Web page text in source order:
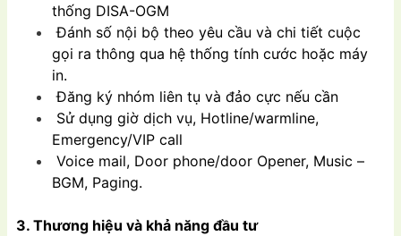
thống DISA-OGM
Đánh số nội bộ theo yêu cầu và chi tiết cuộc
gọi ra thông qua hệ thống tính cước hoặc máy
in.
Đăng ký nhóm liên tụ và đảo cực nếu cần
Sử dụng giờ dịch vụ, Hotline/warmline,
Emergency/VIP call
Voice mail, Door phone/door Opener, Music –
BGM, Paging.
3. Thương hiệu và khả năng đầu tư